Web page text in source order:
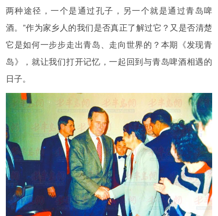
两种途径，一个是通过孔子，另一个就是通过青岛啤
酒。”作为家乡人的我们是否真正了解过它？又是否清楚
它是如何一步步走出青岛、走向世界的？本期《发现青
岛》，就让我们打开记忆，一起回到与青岛啤酒相遇的
日子。